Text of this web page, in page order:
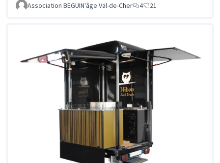
Association BEGUIN'âge Val-de-Cher
4 21